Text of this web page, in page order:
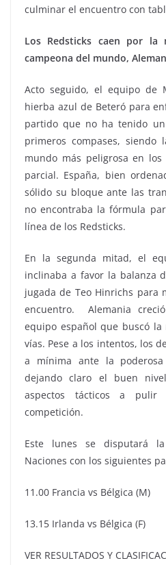
culminar el encuentro con
Los Redsticks caen por la
campeona del mundo,
Acto seguido, el equipo de
hierba azul de Beteró para
partido que no ha tenido
primeros compases, siendo
mundo más peligrosa en
parcial. España, bien
sólido su bloque ante las
no encontraba la fórmula
línea de los Redsticks.
En la segunda mitad, el
inclinaba a favor la balanza
jugada de Teo Hinrichs para
encuentro. Alemania
equipo español que buscó
vías. Pese a los intentos, los
a mínima ante la
dejando claro el buen
aspectos tácticos a
competición.
Este lunes se disputará
Naciones con los siguientes
11.00 Francia vs Bélgica (M)
13.15 Irlanda vs Bélgica (F)
VER RESULTADOS Y